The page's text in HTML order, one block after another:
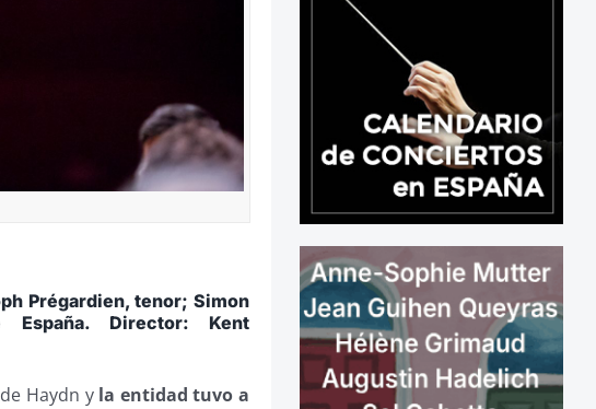
Prégardien, tenor; Simon
España. Director: Kent
Haydn y la entidad tuvo a